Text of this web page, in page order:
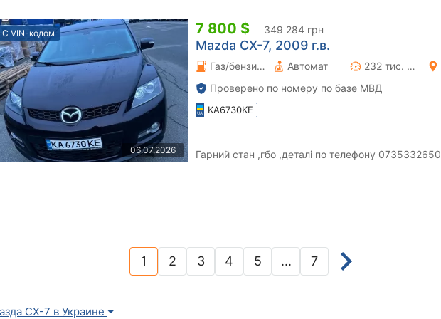
С VIN-кодом
06.07.2026
7 800 $ 349 284 грн
Mazda CX-7, 2009 г.в.
Газ/бензин 2.3 л. Автомат 232 тис. км
Проверено по номеру по базе МВД
KA6730KE
Гарний стан ,гбо ,деталі по телефону 0735332650
1(current)
2 3 4 5 ... 7
СХ-7 в Украине